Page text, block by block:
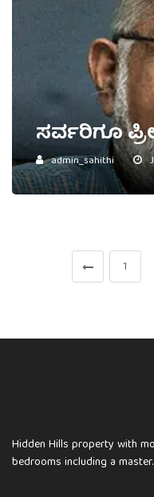
ಸರ್ವರಿಗೂ
admin_sahithi
1
Hidden Hills property with
bedrooms including a master.